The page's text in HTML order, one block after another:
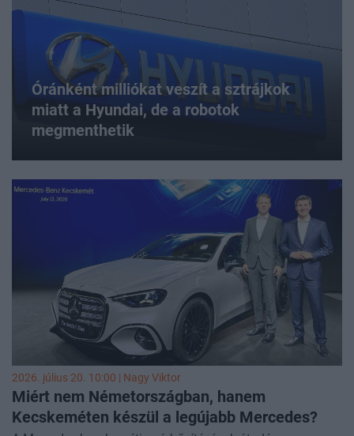
Óránként milliókat veszít a sztrájkok
miatt a Hyundai, de a robotok
megmenthetik
2026. július 20. 10:00 | Nagy Viktor
Miért nem Németországban, hanem
Kecskeméten készül a legújabb Mercedes?